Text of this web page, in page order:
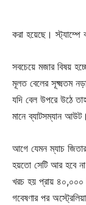
করা হয়েছে। স্ট্যাম্পে
সবচেয়ে মজার বিষয়
মূলত বেলের সূক্ষ্মতম
যদি বেল উপরে উঠে
মানে ব্যাটসম্যান আউট।
আগে যেমন ম্যাচ
হয়তো সেটি আর হবে
খরচ হয় প্রায় ৪০,০০০
গবেষণার পর